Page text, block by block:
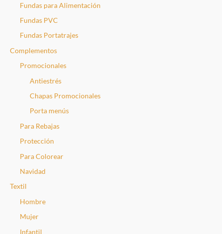
Fundas para Alimentación
Fundas PVC
Fundas Portatrajes
Complementos
Promocionales
Antiestrés
Chapas Promocionales
Porta menús
Para Rebajas
Protección
Para Colorear
Navidad
Textil
Hombre
Mujer
Infantil